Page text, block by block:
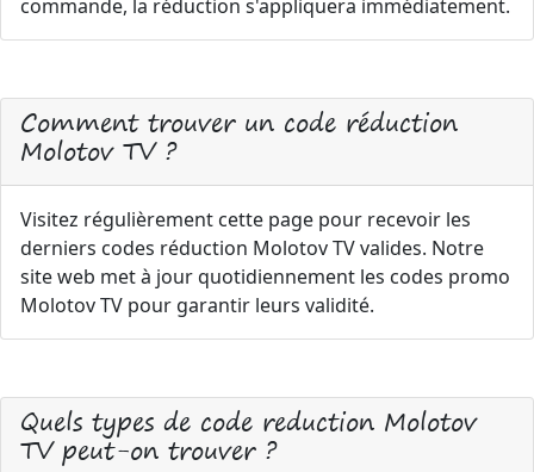
commande, la réduction s'appliquera immédiatement.
Comment trouver un code réduction
Molotov TV ?
Visitez régulièrement cette page pour recevoir les
derniers codes réduction Molotov TV valides. Notre
site web met à jour quotidiennement les codes promo
Molotov TV pour garantir leurs validité.
Quels types de code reduction Molotov
TV peut-on trouver ?